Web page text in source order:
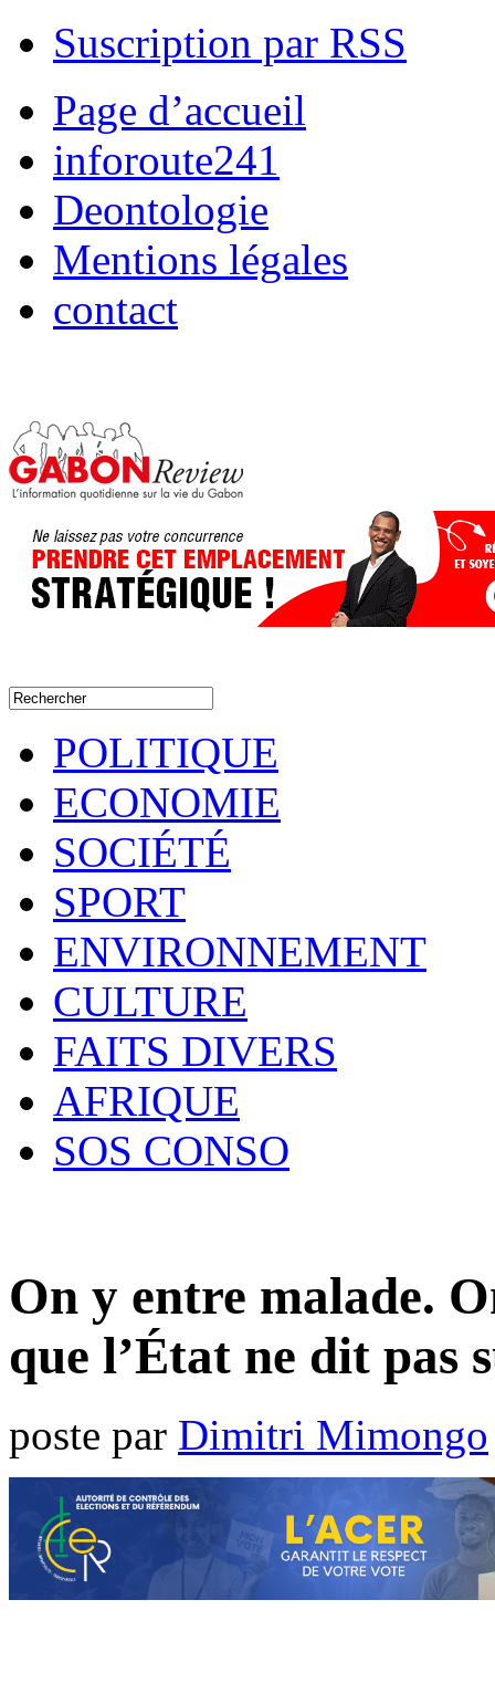
Suscription par RSS
Page d’accueil
inforoute241
Deontologie
Mentions légales
contact
POLITIQUE
ECONOMIE
SOCIÉTÉ
SPORT
ENVIRONNEMENT
CULTURE
FAITS DIVERS
AFRIQUE
SOS CONSO
On y entre malade.
que l’État ne dit pas
poste par Dimitri Mimongo